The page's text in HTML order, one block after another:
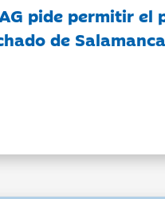
pide permitir el
de